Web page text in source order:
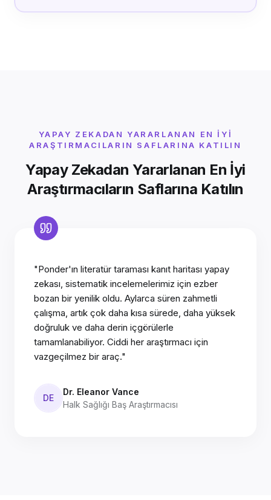
YAPAY ZEKADAN YARARLANAN EN İYI
ARAŞTIRMACILARIN SAFLARINA KATILIN
Yapay Zekadan Yararlanan En İyi
Araştırmacıların Saflarına Katılın
"Ponder'ın literatür taraması kanıt haritası yapay
zekası, sistematik incelemelerimiz için ezber
bozan bir yenilik oldu. Aylarca süren zahmetli
çalışma, artık çok daha kısa sürede, daha yüksek
doğruluk ve daha derin içgörülerle
tamamlanabiliyor. Ciddi her araştırmacı için
vazgeçilmez bir araç."
DE
Dr. Eleanor Vance
Halk Sağlığı Baş Araştırmacısı